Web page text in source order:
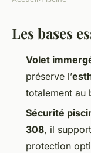
Volet
Les bases
Volet
préserve l’
totalement au
Sécurité
308, il
protection